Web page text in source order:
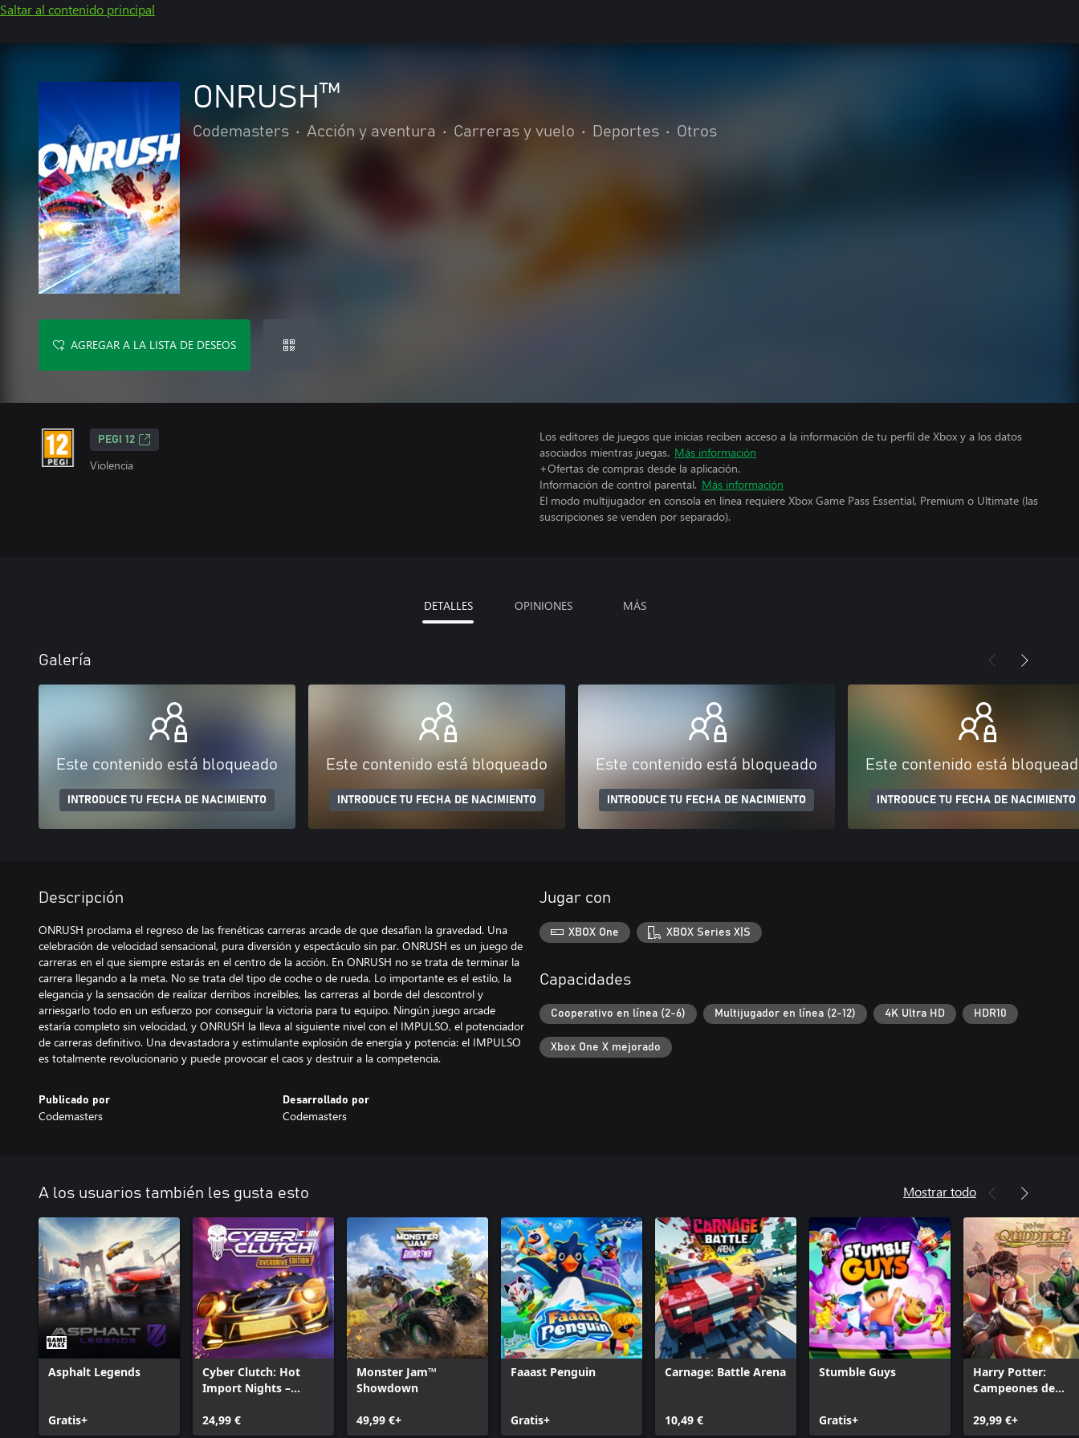
Saltar al contenido principal
ONRUSH™
Codemasters • Acción y aventura • Carreras y vuelo • Deportes • Otros
AGREGAR A LA LISTA DE DESEOS
PEGI 12
Violencia
Los editores de juegos que inicias reciben acceso a la información de tu perfil de Xbox y a los datos
asociados mientras juegas. Más información
+Ofertas de compras desde la aplicación.
Información de control parental. Más información
El modo multijugador en consola en línea requiere Xbox Game Pass Essential, Premium o Ultimate (las
suscripciones se venden por separado).
DETALLES OPINIONES MÁS
Galería
Este contenido está bloqueado
INTRODUCE TU FECHA DE NACIMIENTO
Este contenido está bloqueado
INTRODUCE TU FECHA DE NACIMIENTO
Este contenido está bloqueado
INTRODUCE TU FECHA DE NACIMIENTO
Este contenido está
INTRODUCE TU FECHA DE NACIMIENTO
Descripción
ONRUSH proclama el regreso de las frenéticas carreras arcade de que desafían la gravedad. Una
celebración de velocidad sensacional, pura diversión y espectáculo sin par. ONRUSH es un juego de
carreras en el que siempre estarás en el centro de la acción. En ONRUSH no se trata de terminar la
carrera llegando a la meta. No se trata del tipo de coche o de rueda. Lo importante es el estilo, la
elegancia y la sensación de realizar derribos increíbles, las carreras al borde del descontrol y
arriesgarlo todo en un esfuerzo por conseguir la victoria para tu equipo. Ningún juego arcade
estaría completo sin velocidad, y ONRUSH la lleva al siguiente nivel con el IMPULSO, el potenciador
de carreras definitivo. Una devastadora y estimulante explosión de energía y potencia: el IMPULSO
es totalmente revolucionario y puede provocar el caos y destruir a la competencia.
Publicado por
Codemasters
Desarrollado por
Codemasters
Jugar con
XBOX One XBOX Series X|S
Capacidades
Cooperativo en línea (2-6) Multijugador en línea (2-12) 4K Ultra HD HDR10
Xbox One X mejorado
A los usuarios también les gusta esto Mostrar todo
Asphalt Legends
Gratis+
Cyber Clutch: Hot
Import Nights –
24,99 €
Monster Jam™
Showdown
49,99 €+
Faaast Penguin
Gratis+
Carnage: Battle Arena
10,49 €
Stumble Guys
Gratis+
Harry Potter:
Campeones de
29,99 €+